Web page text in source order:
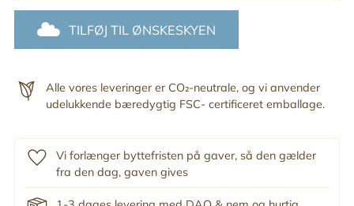
TILFØJ TIL ØNSKESKYEN
Alle vores leveringer er CO₂-neutrale, og vi anvender
udelukkende bæredygtig FSC- certificeret emballage.
Vi forlænger byttefristen på gaver, så den gælder
fra den dag, gaven gives